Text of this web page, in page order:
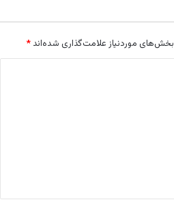
بخش‌های موردنیاز علامت‌گذاری شده‌اند *